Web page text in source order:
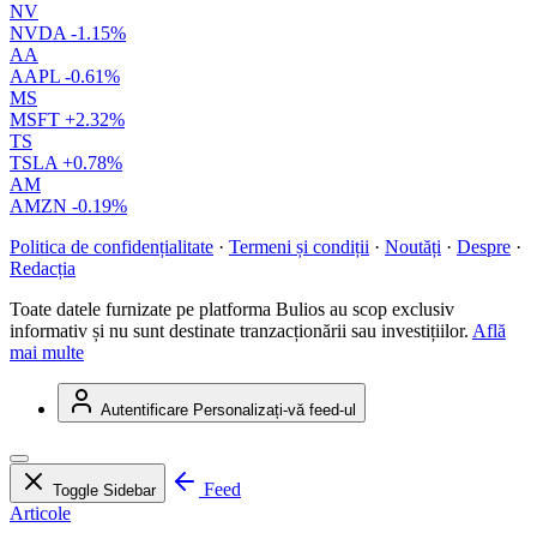
NV
NVDA -1.15%
AA
AAPL -0.61%
MS
MSFT +2.32%
TS
TSLA +0.78%
AM
AMZN -0.19%
Politica de confidențialitate · Termeni și condiții · Noutăți · Despre ·
Redacția
Toate datele furnizate pe platforma Bulios au scop exclusiv
informativ și nu sunt destinate tranzacționării sau investițiilor. Află
mai multe
Autentificare Personalizați-vă feed-ul
Toggle Sidebar
Feed
Articole